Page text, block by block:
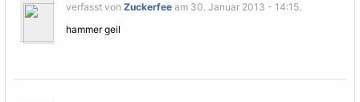
verfasst von Zuckerfeeam 30. Januar 2013 - 14:15.
hammer geil